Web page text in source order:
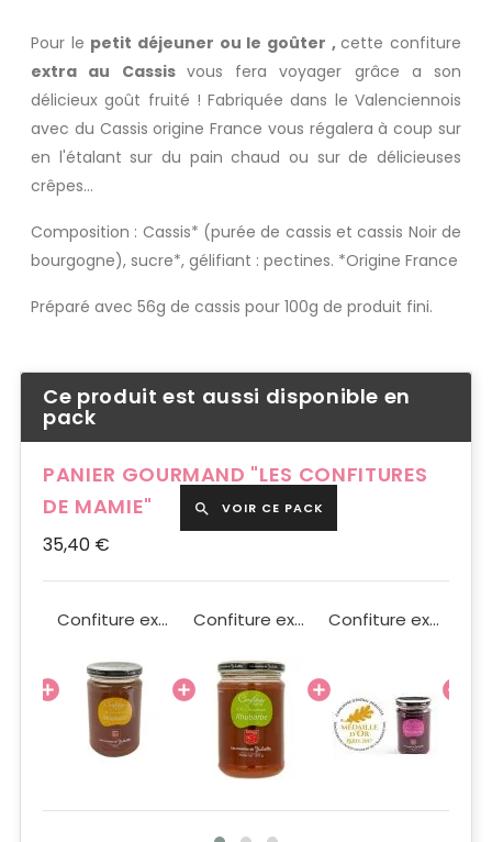
Pour le petit déjeuner ou le goûter ,cetteconfiture
extra au Cassis vous fera voyager grâce a son
délicieux goût fruité ! Fabriquée dans le Valenciennois
avec du Cassis origine France vous régalera à coup sur
en l'étalant sur du pain chaud ou sur de délicieuses
crêpes...
Composition : Cassis* (purée de cassis et cassis Noir de
bourgogne), sucre*, gélifiant : pectines. *Origine France
Préparé avec 56g de cassis pour 100g de produit fini.
Ce produit est aussi disponible en
pack
PANIER GOURMAND "LES CONFITURES
DE MAMIE"
 VOIR CE PACK
35,40 €
Confiture extra mirabelle à la Cassonade 320g Confiture extra Rhubarbe à la Cassonade 310g Confiture extra Framboise à la Cassonade 320g